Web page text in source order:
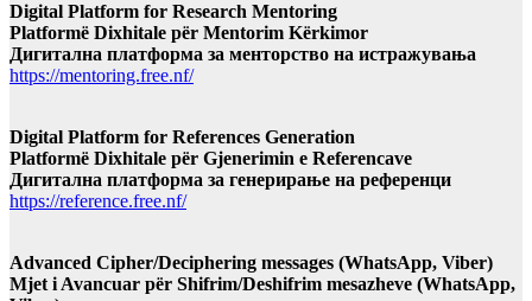
Digital Platform for Research Mentoring
Platformë Dixhitale për Mentorim Kërkimor
Дигитална платформа за менторство на истражувања
https://mentoring.free.nf/
Digital Platform for References Generation
Platformë Dixhitale për Gjenerimin e Referencave
Дигитална платформа за генерирање на референци
https://reference.free.nf/
Advanced Cipher/Deciphering messages (WhatsApp, Viber)
Mjet i Avancuar për Shifrim/Deshifrim mesazheve (WhatsApp,